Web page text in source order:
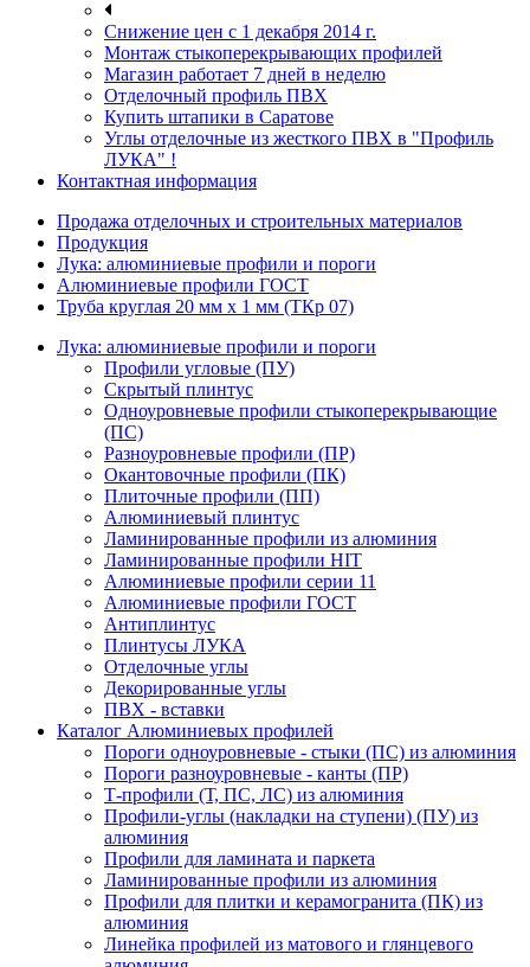
Снижение цен с 1 декабря 2014 г.
Монтаж стыкоперекрывающих профилей
Магазин работает 7 дней в неделю
Отделочный профиль ПВХ
Купить штапики в Саратове
Углы отделочные из жесткого ПВХ в "Профиль
ЛУКА" !
Контактная информация
Продажа отделочных и строительных материалов
Продукция
Лука: алюминиевые профили и пороги
Алюминиевые профили ГОСТ
Труба круглая 20 мм х 1 мм (ТКр 07)
Лука: алюминиевые профили и пороги
Профили угловые (ПУ)
Скрытый плинтус
Одноуровневые профили стыкоперекрывающие
(ПС)
Разноуровневые профили (ПР)
Окантовочные профили (ПК)
Плиточные профили (ПП)
Алюминиевый плинтус
Ламинированные профили из алюминия
Ламинированные профили HIT
Алюминиевые профили серии 11
Алюминиевые профили ГОСТ
Антиплинтус
Плинтусы ЛУКА
Отделочные углы
Декорированные углы
ПВХ - вставки
Каталог Алюминиевых профилей
Пороги одноуровневые - стыки (ПС) из алюминия
Пороги разноуровневые - канты (ПР)
Т-профили (Т, ПС, ЛС) из алюминия
Профили-углы (накладки на ступени) (ПУ) из
алюминия
Профили для ламината и паркета
Ламинированные профили из алюминия
Профили для плитки и керамогранита (ПК) из
алюминия
Линейка профилей из матового и глянцевого